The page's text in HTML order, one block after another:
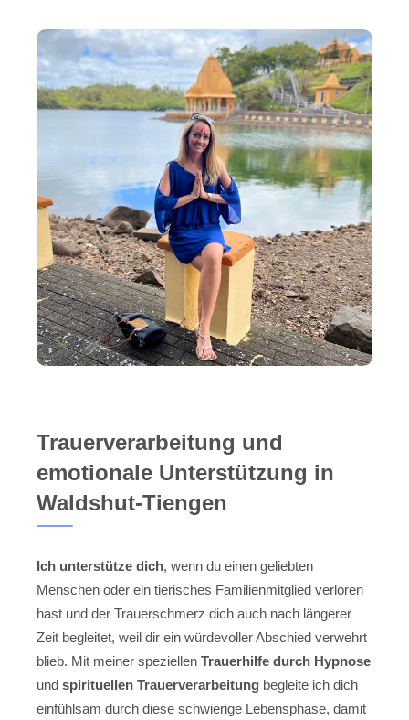
Trauerverarbeitung und
emotionale Unterstützung in
Waldshut-Tiengen
Ich unterstütze dich, wenn du einen geliebten
Menschen oder ein tierisches Familienmitglied verloren
hast und der Trauerschmerz dich auch nach längerer
Zeit begleitet, weil dir ein würdevoller Abschied verwehrt
blieb. Mit meiner speziellen Trauerhilfe durch Hypnose
und spirituellen Trauerverarbeitung begleite ich dich
einfühlsam durch diese schwierige Lebensphase, damit